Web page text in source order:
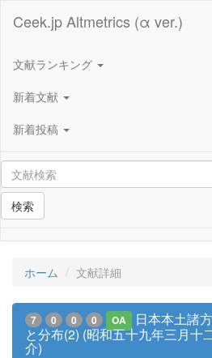
Ceek.jp Altmetrics (α ver.)
文献ランキング
新着文献
新着投稿
検索
ホーム 文献詳細
7 0 0 0 OA
日本本土諸
と分布(2) (昭和五十九年三月十
介)